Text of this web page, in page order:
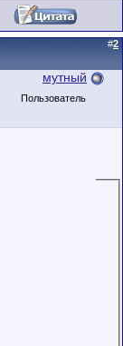
#2
мутный
Пользователь